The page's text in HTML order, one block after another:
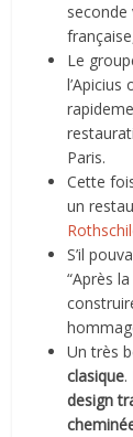
Le
l’Apicius
Paris.
Cette
un
S’il
“Après
Un très
clasique.
design